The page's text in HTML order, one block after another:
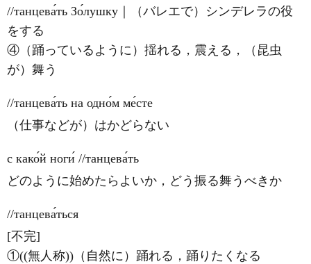
//танцева́ть Зо́лушку｜（バレエで）シンデレラの役
をする
④（踊っているように）揺れる，震える，（昆虫
が）舞う
//танцева́ть на одно́м ме́сте
（仕事などが）はかどらない
с како́й ноги́ //танцева́ть
どのように始めたらよいか，どう振る舞うべきか
//танцева́ться
[不完]
①((無人称))（自然に）踊れる，踊りたくなる